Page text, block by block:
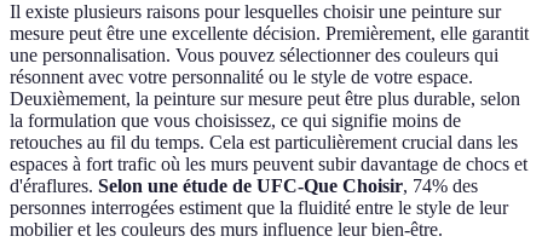
Il existe plusieurs raisons pour lesquelles choisir une peinture sur
mesure peut être une excellente décision. Premièrement, elle garantit
une personnalisation. Vous pouvez sélectionner des couleurs qui
résonnent avec votre personnalité ou le style de votre espace.
Deuxièmement, la peinture sur mesure peut être plus durable, selon
la formulation que vous choisissez, ce qui signifie moins de
retouches au fil du temps. Cela est particulièrement crucial dans les
espaces à fort trafic où les murs peuvent subir davantage de chocs et
d'éraflures. Selon une étude de UFC-Que Choisir, 74% des
personnes interrogées estiment que la fluidité entre le style de leur
mobilier et les couleurs des murs influence leur bien-être.